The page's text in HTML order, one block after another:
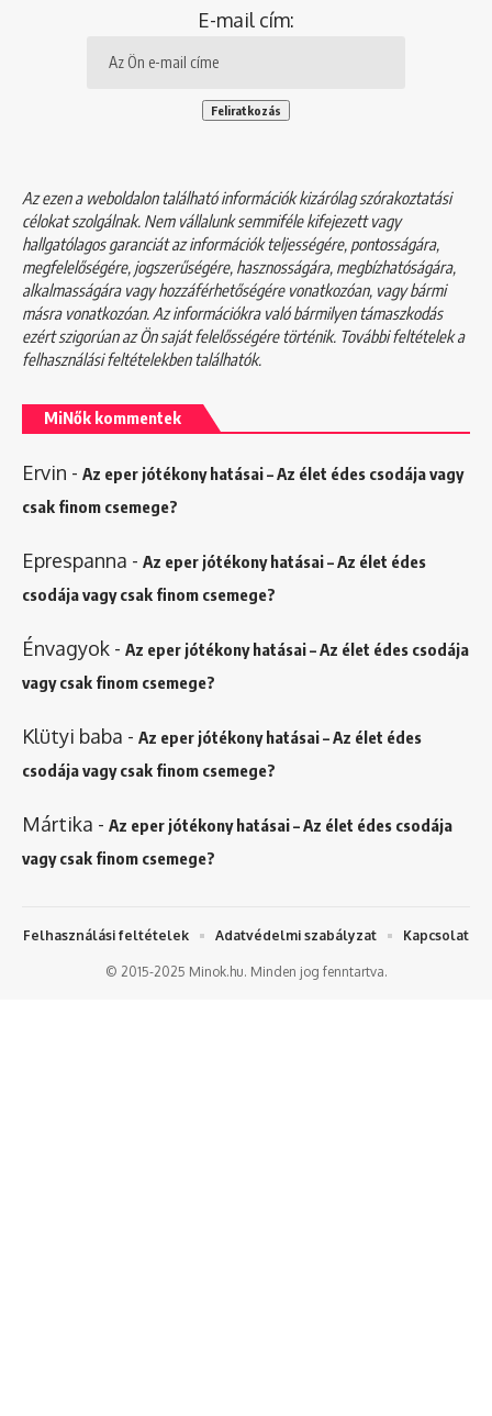
E-mail cím:
Az ezen a weboldalon található információk kizárólag szórakoztatási
célokat szolgálnak. Nem vállalunk semmiféle kifejezett vagy
hallgatólagos garanciát az információk teljességére, pontosságára,
megfelelőségére, jogszerűségére, hasznosságára, megbízhatóságára,
alkalmasságára vagy hozzáférhetőségére vonatkozóan, vagy bármi
másra vonatkozóan. Az információkra való bármilyen támaszkodás
ezért szigorúan az Ön saját felelősségére történik. További feltételek a
felhasználási feltételekbentalálhatók.
MiNők kommentek
Ervin - Az eper jótékony hatásai – Az élet édes csodája vagy
csak finom csemege?
Eprespanna - Az eper jótékony hatásai – Az élet édes
csodája vagy csak finom csemege?
Énvagyok - Az eper jótékony hatásai – Az élet édes csodája
vagy csak finom csemege?
Klütyi baba - Az eper jótékony hatásai – Az élet édes
csodája vagy csak finom csemege?
Mártika - Az eper jótékony hatásai – Az élet édes csodája
vagy csak finom csemege?
© 2015-2025 Minok.hu. Minden jog fenntartva.
Felhasználási feltételek Adatvédelmi szabályzat Kapcsolat